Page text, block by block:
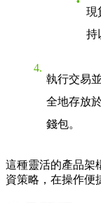
現
持
執行交易
全地存放
錢包。
這種靈活的產品架
資策略，在操作便